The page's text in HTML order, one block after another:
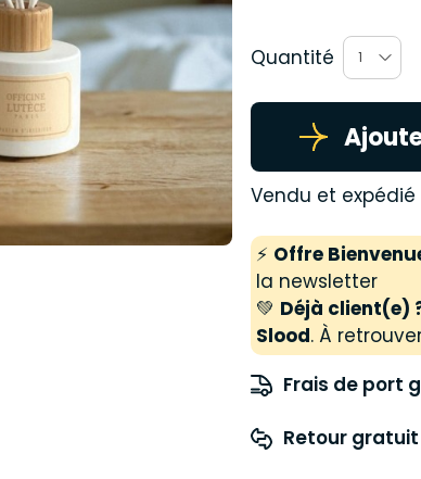
Quantité 1
Vendu et expédié
⚡ Offre
la newsletter
💚 Déjà client(e)
Slood. À
Frais de port
Retour gratuit